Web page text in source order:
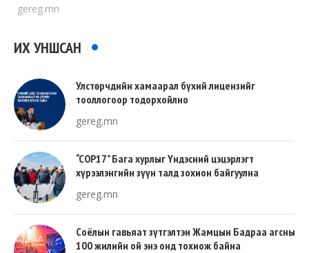
gereg.mn
ИХ УНШСАН
Улстөрчдийн хамаарал бүхий лицензийг
тооллогоор тодорхойлно
gereg.mn
“COP17” Бага хурлыг Үндэсний цэцэрлэгт
хүрээлэнгийн зүүн талд зохион байгуулна
gereg.mn
Соёлын гавьяат зүтгэлтэн Жамцын Бадраа агсны
100 жилийн ой энэ онд тохиож байна